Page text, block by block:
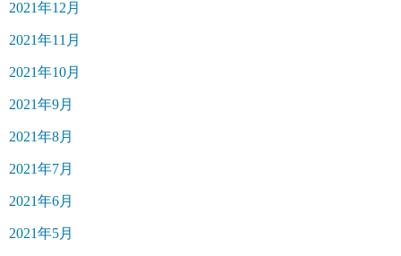
2021年12月
2021年11月
2021年10月
2021年9月
2021年8月
2021年7月
2021年6月
2021年5月